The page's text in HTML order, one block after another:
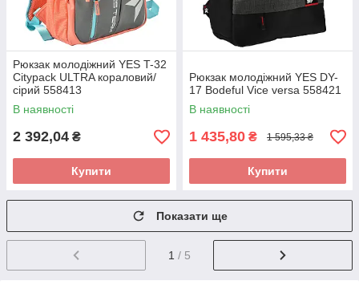
Рюкзак молодіжний YES T-32
Citypack ULTRA кораловий/
сірий 558413
В наявності
2 392,04 ₴
Купити
Рюкзак молодіжний YES DY-
17 Bodeful Vice versa 558421
В наявності
1 435,80 ₴ 1 595,33 ₴
Купити
Показати ще
1 / 5